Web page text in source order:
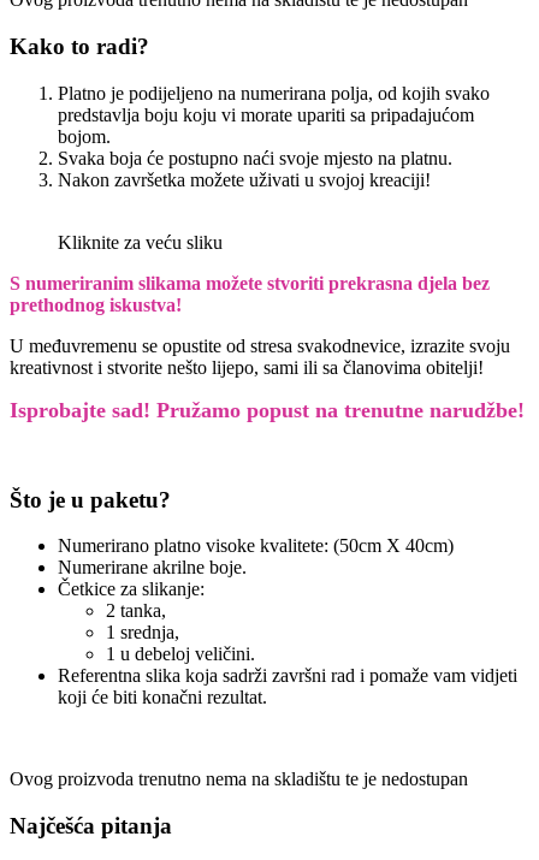
Kako to radi?
Platno je podijeljeno na numerirana polja, od kojih svako
predstavlja boju koju vi morate upariti sa pripadajućom
bojom.
Svaka boja će postupno naći svoje mjesto na platnu.
Nakon završetka možete uživati u svojoj kreaciji!
Kliknite za veću sliku
S numeriranim slikama možete stvoriti prekrasna djela bez
prethodnog iskustva!
U međuvremenu se opustite od stresa svakodnevice, izrazite svoju
kreativnost i stvorite nešto lijepo, sami ili sa članovima obitelji!
Isprobajte sad! Pružamo popust na trenutne narudžbe!
Što je u paketu?
Numerirano platno visoke kvalitete: (50cm X 40cm)
Numerirane akrilne boje.
Četkice za slikanje:
2 tanka,
1 srednja,
1 u debeloj veličini.
Referentna slika koja sadrži završni rad i pomaže vam vidjeti
koji će biti konačni rezultat.
Ovog proizvoda trenutno nema na skladištu te je nedostupan
Najčešća pitanja